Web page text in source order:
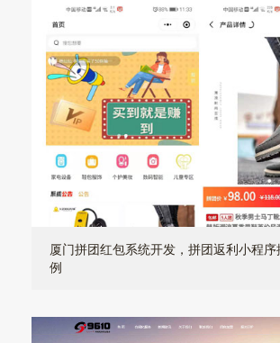
厦门拼团红包系统开发，拼团返利小程序
例